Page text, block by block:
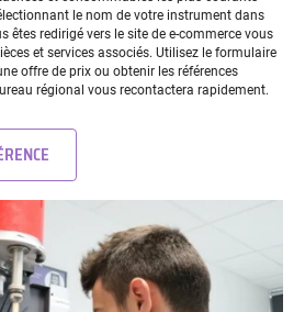
le nom de votre instrument dans
êtes redirigé vers le site de e-commerce vous
et services associés. Utilisez le formulaire
offre de prix ou obtenir les références
régional vous recontactera rapidement.